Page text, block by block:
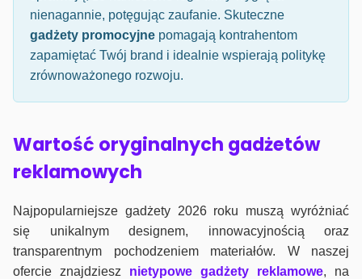
nienagannie, potęgując zaufanie. Skuteczne
gadżety promocyjne pomagają kontrahentom
zapamiętać Twój brand i idealnie wspierają politykę
zrównoważonego rozwoju.
Wartość oryginalnych gadżetów
reklamowych
Najpopularniejsze gadżety 2026 roku muszą wyróżniać
się unikalnym designem, innowacyjnością oraz
transparentnym pochodzeniem materiałów. W naszej
ofercie znajdziesz nietypowe gadżety reklamowe, na